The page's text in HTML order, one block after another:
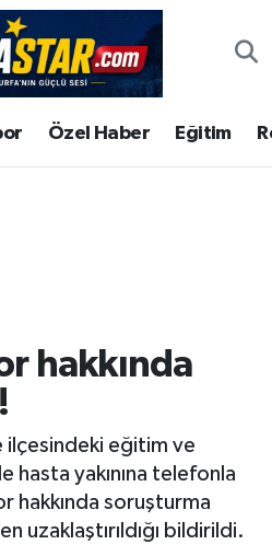
Özel Haber Eğitim
hakkında
ilçesindeki eğitim ve
hasta yakınına telefonla
hakkında soruşturma
uzaklaştırıldığı bildirildi.